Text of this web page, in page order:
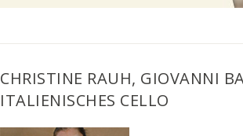
CHRISTINE RAUH, GIOVANNI
ITALIENISCHES CELLO